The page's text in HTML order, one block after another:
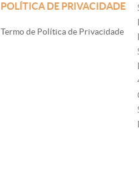
POLÍTICA DE PRIVACIDADE
Termo de Política de Privacidade